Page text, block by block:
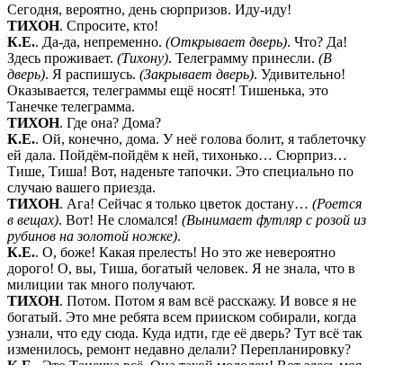
Сегодня, вероятно, день сюрпризов. Иду-иду!
ТИХОН. Спросите, кто!
К.Е.. Да-да, непременно. (Открывает дверь). Что? Да!
Здесь проживает. (Тихону). Телеграмму принесли. (В
дверь). Я распишусь. (Закрывает дверь). Удивительно!
Оказывается, телеграммы ещё носят! Тишенька, это
Танечке телеграмма.
ТИХОН. Где она? Дома?
К.Е.. Ой, конечно, дома. У неё голова болит, я таблеточку
ей дала. Пойдём-пойдём к ней, тихонько… Сюрприз…
Тише, Тиша! Вот, наденьте тапочки. Это специально по
случаю вашего приезда.
ТИХОН. Ага! Сейчас я только цветок достану… (Роется
в вещах). Вот! Не сломался! (Вынимает футляр с розой из
рубинов на золотой ножке).
К.Е.. О, боже! Какая прелесть! Но это же невероятно
дорого! О, вы, Тиша, богатый человек. Я не знала, что в
милиции так много получают.
ТИХОН. Потом. Потом я вам всё расскажу. И вовсе я не
богатый. Это мне ребята всем прииском собирали, когда
узнали, что еду сюда. Куда идти, где её дверь? Тут всё так
изменилось, ремонт недавно делали? Перепланировку?
К.Е.
. Это Танечка всё. Она такой молодец! Вот здесь моя